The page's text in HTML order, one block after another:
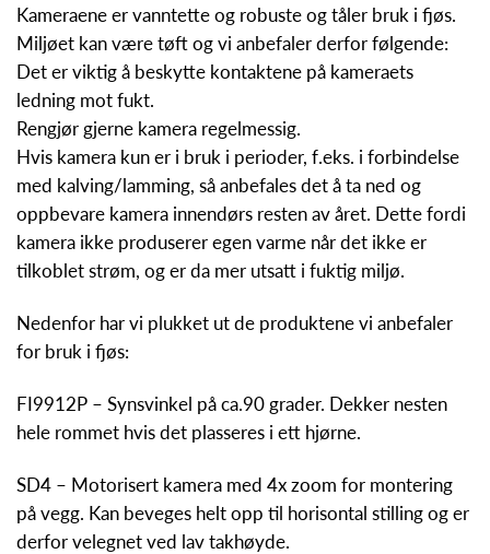
Kameraene er vanntette og robuste og tåler bruk i fjøs.
Miljøet kan være tøft og vi anbefaler derfor følgende:
Det er viktig å beskytte kontaktene på kameraets
ledning mot fukt.
Rengjør gjerne kamera regelmessig.
Hvis kamera kun er i bruk i perioder, f.eks. i forbindelse
med kalving/lamming, så anbefales det å ta ned og
oppbevare kamera innendørs resten av året. Dette fordi
kamera ikke produserer egen varme når det ikke er
tilkoblet strøm, og er da mer utsatt i fuktig miljø.
Nedenfor har vi plukket ut de produktene vi anbefaler
for bruk i fjøs:
FI9912P – Synsvinkel på ca.90 grader. Dekker nesten
hele rommet hvis det plasseres i ett hjørne.
SD4 – Motorisert kamera med 4x zoom for montering
på vegg. Kan beveges helt opp til horisontal stilling og er
derfor velegnet ved lav takhøyde.